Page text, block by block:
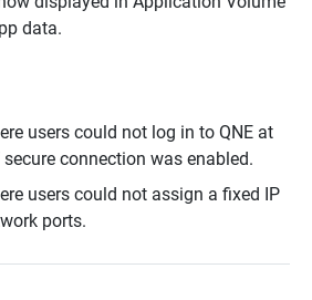
data.
users could not log in to QNE at
connection was enabled.
users could not assign a fixed IP
ports.